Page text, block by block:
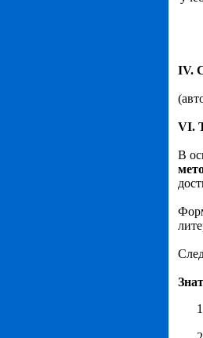
IV.
VI.
В